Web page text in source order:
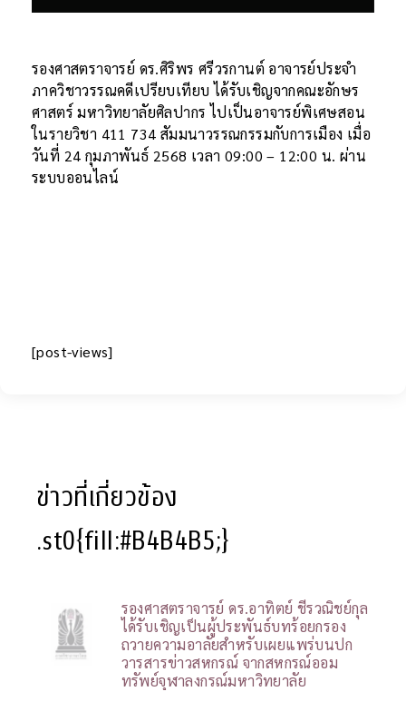
รองศาสตราจารย์ ดร.ศิริพร ศรีวรกานต์ อาจารย์ประจำ
ภาควิชาวรรณคดีเปรียบเทียบ ได้รับเชิญจากคณะอักษร
ศาสตร์ มหาวิทยาลัยศิลปากร ไปเป็นอาจารย์พิเศษสอน
ในรายวิชา 411 734 สัมมนาวรรณกรรมกับการเมือง เมื่อ
วันที่ 24 กุมภาพันธ์ 2568 เวลา 09:00 – 12:00 น. ผ่าน
ระบบออนไลน์
[post-views]
ข่าวที่เกี่ยวข้อง
.st0{fill:#B4B4B5;}
รองศาสตราจารย์ ดร.อาทิตย์ ชีรวณิชย์กุล
ได้รับเชิญเป็นผู้ประพันธ์บทร้อยกรอง
ถวายความอาลัยสำหรับเผยแพร่บนปก
วารสารข่าวสหกรณ์ จากสหกรณ์ออม
ทรัพย์จุฬาลงกรณ์มหาวิทยาลัย